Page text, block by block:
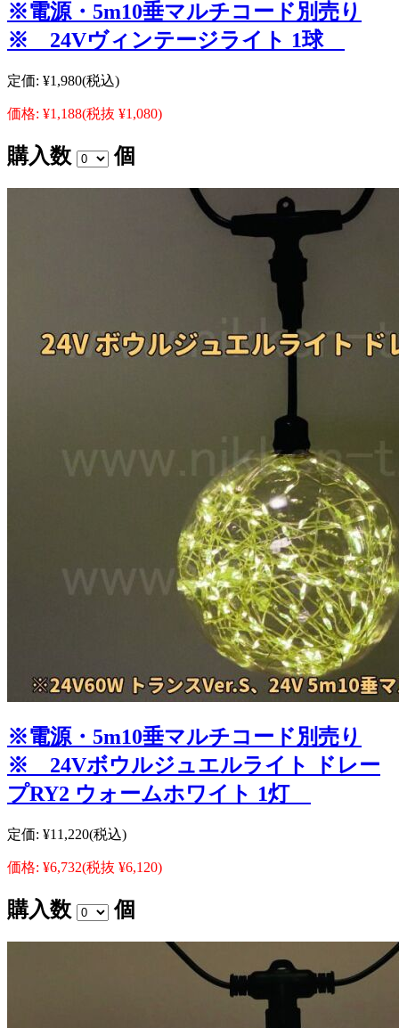
※電源・5m10垂マルチコード別売り
※ 24Vヴィンテージライト 1球
定価: ¥1,980(税込)
価格: ¥1,188(税抜 ¥1,080)
購入数 個
※電源・5m10垂マルチコード別売り
※ 24Vボウルジュエルライト ドレー
プRY2 ウォームホワイト 1灯
定価: ¥11,220(税込)
価格: ¥6,732(税抜 ¥6,120)
購入数 個